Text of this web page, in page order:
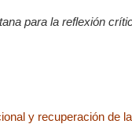
para la reflexión
y recuperación de